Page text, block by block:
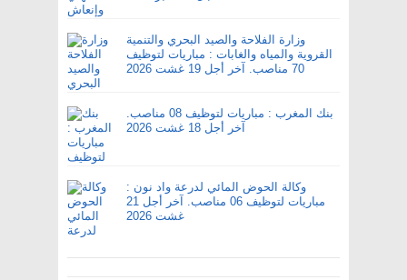
وزارة الفلاحة والصيد البحري والتنمية
القروية والمياه والغابات : مباريات لتوظيف
70 مناصب. آخر أجل 19 غشت 2026
بنك المغرب : مباريات لتوظيف 08 مناصب.
آخر أجل 18 غشت 2026
وكالة الحوض المائي لدرعة واد نون :
مباريات لتوظيف 06 مناصب. آخر أجل 21
غشت 2026